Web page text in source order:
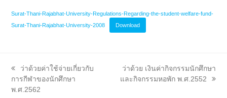
Surat-Thani-Rajabhat-University-Regulations-Regarding-the-student-welfare-fund-
Surat-Thani-Rajabhat-University-2008
Download
previous
post:
ว่าด้วยค่าใช้จ่ายเกี่ยวกับ
การกีฬาของนักศึกษา
พ.ศ.2562
next
post:
ว่าด้วย เงินค่ากิจกรรมนักศึกษา
และกิจกรรมหอพัก พ.ศ.2552